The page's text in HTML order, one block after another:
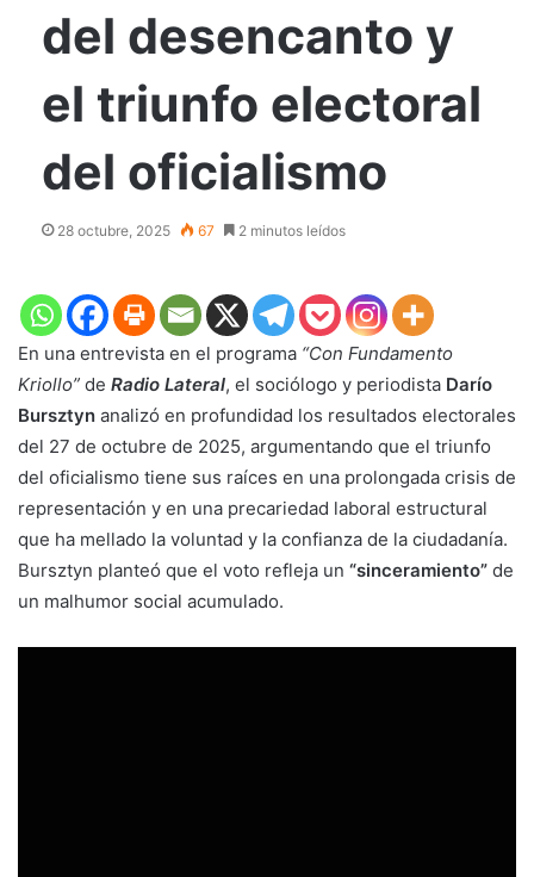
del desencanto y
el triunfo electoral
del oficialismo
28 octubre, 2025 67 2 minutos leídos
En una entrevista en el programa “Con Fundamento
Kriollo” de Radio Lateral, el sociólogo y periodista Darío
Bursztyn analizó en profundidad los resultados electorales
del 27 de octubre de 2025, argumentando que el triunfo
del oficialismo tiene sus raíces en una prolongada crisis de
representación y en una precariedad laboral estructural
que ha mellado la voluntad y la confianza de la ciudadanía.
Bursztyn planteó que el voto refleja un “sinceramiento” de
un malhumor social acumulado.